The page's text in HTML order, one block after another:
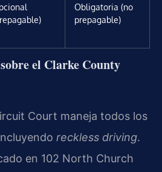
Obligatoria (no
prepagable)
el Clarke County
Court maneja todos los
reckless driving.
en 102 North Church